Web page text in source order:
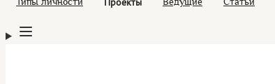
Типы личности Ведущие Статьи